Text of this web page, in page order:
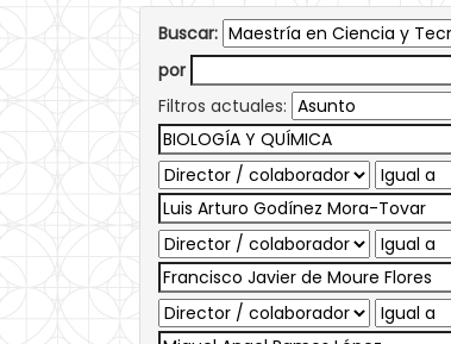
Buscar:
por
Filtros actuales: